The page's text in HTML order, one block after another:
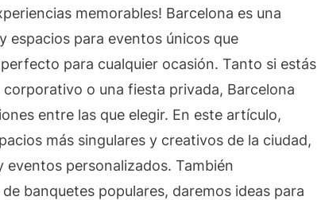
en
Barcelona:
creando
experiencias
memorables
memorables! Barcelona es una
espacios para eventos únicos que
para cualquier ocasión. Tanto si estás
o una fiesta privada, Barcelona
entre las que elegir. En este artículo,
más singulares y creativos de la ciudad,
personalizados. También
banquetes populares, daremos ideas para